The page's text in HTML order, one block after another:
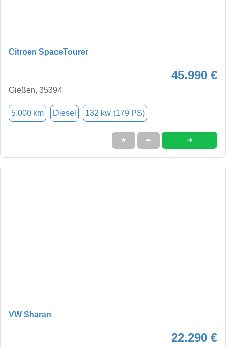
Citroen SpaceTourer
45.990 €
Gießen, 35394
5.000 km Diesel 132 kw (179 PS)
★ ➦ ➜
VW Sharan
22.290 €